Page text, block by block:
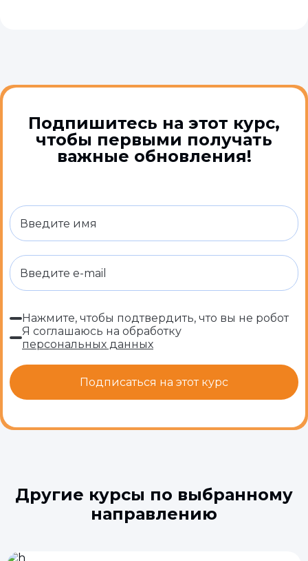
Подпишитесь на этот курс,
чтобы первыми получать
важные обновления!
Нажмите, чтобы подтвердить, что вы не робот
Я соглашаюсь на обработку
персональных данных
Другие курсы по выбранному
направлению